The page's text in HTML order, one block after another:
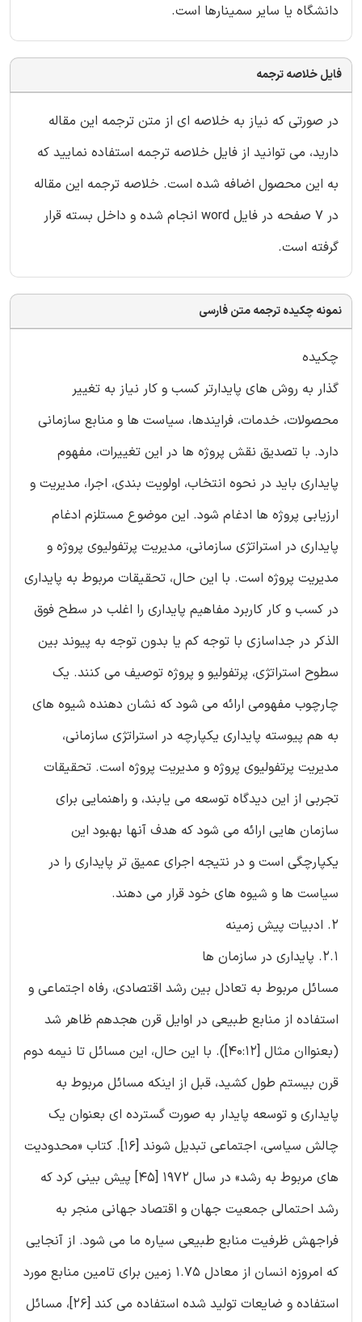
دانشگاه یا سایر سمینارها است.
فایل خلاصه ترجمه
در صورتی که نیاز به خلاصه ای از متن ترجمه این مقاله
دارید، می توانید از فایل خلاصه ترجمه استفاده نمایید که
به این محصول اضافه شده است. خلاصه ترجمه این مقاله
در 7 صفحه در فایل word انجام شده و داخل بسته قرار
گرفته است.
نمونه چکیده ترجمه متن فارسی
چکیده
گذار به روش های پایدارتر کسب و کار نیاز به تغییر
محصولات، خدمات، فرایندها، سیاست ها و منابع سازمانی
دارد. با تصدیق نقش پروژه ها در این تغییرات، مفهوم
پایداری باید در نحوه انتخاب، اولویت بندی، اجرا، مدیریت و
ارزیابی پروژه ها ادغام شود. این موضوع مستلزم ادغام
پایداری در استراتژی سازمانی، مدیریت پرتفولیوی پروژه و
مدیریت پروژه است. با این حال، تحقیقات مربوط به پایداری
در کسب و کار کاربرد مفاهیم پایداری را اغلب در سطح فوق
الذکر در جداسازی با توجه کم یا بدون توجه به پیوند بین
سطوح استراتژی، پرتفولیو و پروژه توصیف می کنند. یک
چارچوب مفهومی ارائه می شود که نشان دهنده شیوه های
به هم پیوسته پایداری یکپارچه در استراتژی سازمانی،
مدیریت پرتفولیوی پروژه و مدیریت پروژه است. تحقیقات
تجربی از این دیدگاه توسعه می یابند، و راهنمایی برای
سازمان هایی ارائه می شود که هدف آنها بهبود این
یکپارچگی است و در نتیجه اجرای عمیق تر پایداری را در
سیاست ها و شیوه های خود قرار می دهند.
2. ادبیات پیش زمینه
2.1. پایداری در سازمان ها
مسائل مربوط به تعادل بین رشد اقتصادی، رفاه اجتماعی و
استفاده از منابع طبیعی در اوایل قرن هجدهم ظاهر شد
(بعنواان مثال [40:12]). با این حال، این مسائل تا نیمه دوم
قرن بیستم طول کشید، قبل از اینکه مسائل مربوط به
پایداری و توسعه پایدار به صورت گسترده ای بعنوان یک
چالش سیاسی، اجتماعی تبدیل شوند [16]. کتاب «محدودیت
های مربوط به رشد» در سال 1972 [45] پیش بینی کرد که
رشد احتمالی جمعیت جهان و اقتصاد جهانی منجر به
فراجهش ظرفیت منابع طبیعی سیاره ما می شود. از آنجایی
که امروزه انسان از معادل 1.75 زمین برای تامین منابع مورد
استفاده و ضایعات تولید شده استفاده می کند [26]، مسائل